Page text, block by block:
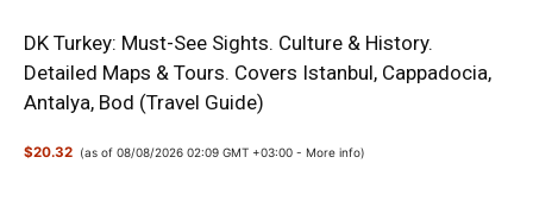
DK Turkey: Must-See Sights. Culture & History.
Detailed Maps & Tours. Covers Istanbul, Cappadocia,
Antalya, Bod (Travel Guide)
$20.32 (as of 08/08/2026 02:09 GMT +03:00 -More info)